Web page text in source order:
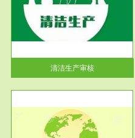
清洁生产审核
安全评价
安全评价安全评价目的是查找、
分析和预测工程、系统、生产经
营活...
服务范围